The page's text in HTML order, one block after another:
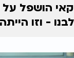
הושפל
- וזו